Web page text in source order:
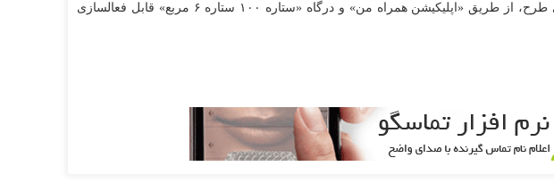
این بسته‌ها در بازه زمانی اجرای طرح، از طریق «اپلیکیشن همراه من» و درگاه «ستاره ۱۰۰ ستاره ۶ مربع» قابل فعالسازی